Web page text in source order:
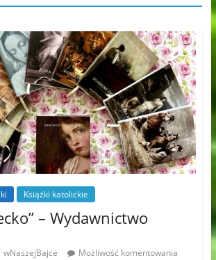
Książki katolickie
– Wydawnictwo
wNaszejBajce
Możliwość komentowania